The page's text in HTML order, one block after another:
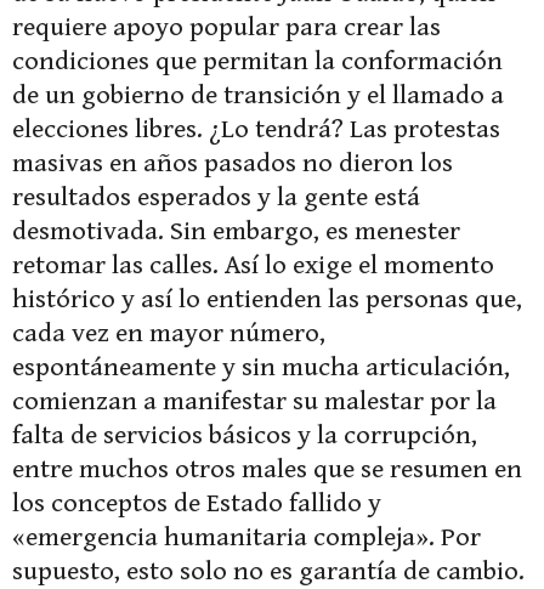
requiere apoyo popular para crear las
condiciones que permitan la conformación
de un gobierno de transición y el llamado a
elecciones libres. ¿Lo tendrá? Las protestas
masivas en años pasados no dieron los
resultados esperados y la gente está
desmotivada. Sin embargo, es menester
retomar las calles. Así lo exige el momento
histórico y así lo entienden las personas que,
cada vez en mayor número,
espontáneamente y sin mucha articulación,
comienzan a manifestar su malestar por la
falta de servicios básicos y la corrupción,
entre muchos otros males que se resumen en
los conceptos de Estado fallido y
«emergencia humanitaria compleja». Por
supuesto, esto solo no es garantía de cambio.